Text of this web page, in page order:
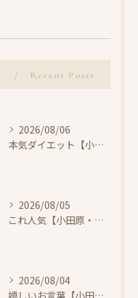
Recent Posts
2026/08/06
本気ダイエット【小田原・エステ・痩身】
2026/08/05
これ人気【小田原・エステ・首コリ】
2026/08/04